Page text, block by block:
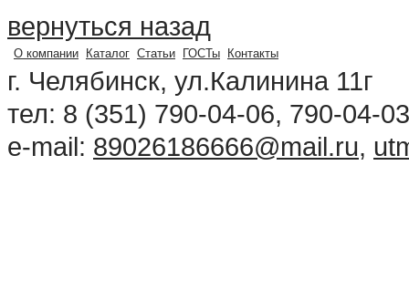
вернуться назад
О компании Каталог Статьи ГОСТы Контакты
г. Челябинск, ул.Калинина 11г
тел: 8 (351) 790-04-06, 790-04-
e-mail: 89026186666@mail.ru,